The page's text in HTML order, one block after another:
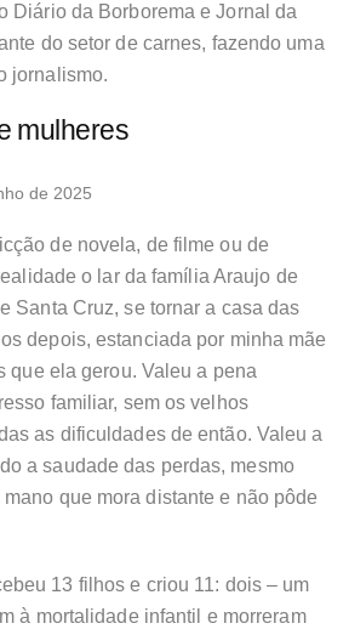
Diário da Borborema e Jornal da
do setor de carnes, fazendo uma
jornalismo.
mulheres
de 2025
de novela, de filme ou de
o lar da família Araujo de
Santa Cruz, se tornar a casa das
depois, estanciada por minha mãe
que ela gerou. Valeu a pena
familiar, sem os velhos
as dificuldades de então. Valeu a
a saudade das perdas, mesmo
que mora distante e não pôde
13 filhos e criou 11: dois – um
à mortalidade infantil e morreram